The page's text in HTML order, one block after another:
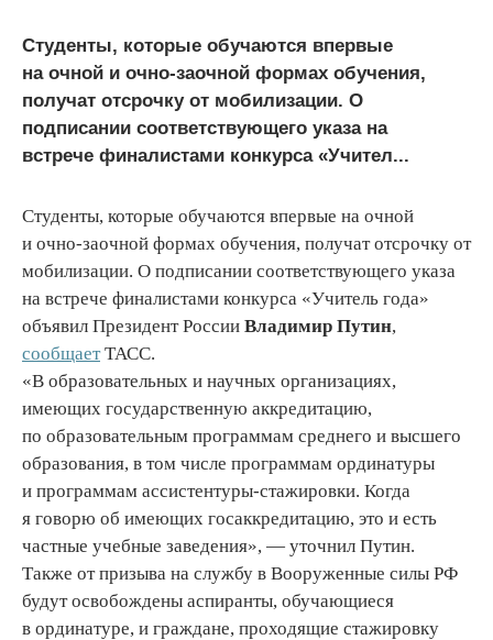
Студенты, которые обучаются впервые
на очной и очно-заочной формах обучения,
получат отсрочку от мобилизации. О
подписании соответствующего указа на
встрече финалистами конкурса «Учител...
Студенты, которые обучаются впервые на очной
и очно-заочной формах обучения, получат отсрочку от
мобилизации. О подписании соответствующего указа
на встрече финалистами конкурса «Учитель года»
объявил Президент России Владимир Путин,
сообщаетТАСС.
«В образовательных и научных организациях,
имеющих государственную аккредитацию,
по образовательным программам среднего и высшего
образования, в том числе программам ординатуры
и программам ассистентуры-стажировки. Когда
я говорю об имеющих госаккредитацию, это и есть
частные учебные заведения», — уточнил Путин.
Также от призыва на службу в Вооруженные силы РФ
будут освобождены аспиранты, обучающиеся
в ординатуре, и граждане, проходящие стажировку